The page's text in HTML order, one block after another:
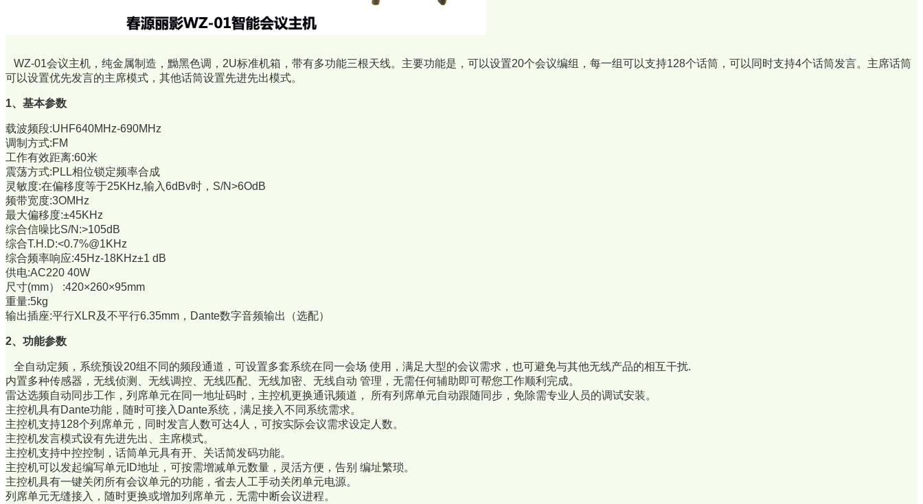
WZ-01会议主机，纯金属制造，黝黑色调，2U标准机箱，带有多功能三根天线。主要功能是，可以设置20个会议编组，每一组可以支持128个话筒，可以同时支持4个话筒发言。主席话筒
可以设置优先发言的主席模式，其他话筒设置先进先出模式。
1、基本参数
载波频段:UHF640MHz-690MHz
调制方式:FM
工作有效距离:60米
震荡方式:PLL相位锁定频率合成
灵敏度:在偏移度等于25KHz,输入6dBv时，S/N>6OdB
频带宽度:3OMHz
最大偏移度:±45KHz
综合信噪比S/N:>105dB
综合T.H.D:<0.7%@1KHz
综合频率响应:45Hz-18KHz±1 dB
供电:AC220 40W
尺寸(mm） :420×260×95mm
重量:5kg
输出插座:平行XLR及不平行6.35mm，Dante数字音频输出（选配）
2、功能参数
全自动定频，系统预设20组不同的频段通道，可设置多套系统在同一会场 使用，满足大型的会议需求，也可避免与其他无线产品的相互干扰.
内置多种传感器，无线侦测、无线调控、无线匹配、无线加密、无线自动 管理，无需任何辅助即可帮您工作顺利完成。
雷达选频自动同步工作，列席单元在同一地址码时，主控机更换通讯频道， 所有列席单元自动跟随同步，免除需专业人员的调试安装。
主控机具有Dante功能，随时可接入Dante系统，满足接入不同系统需求。
主控机支持128个列席单元，同时发言人数可达4人，可按实际会议需求设定人数。
主控机发言模式设有先进先出、主席模式。
主控机支持中控控制，话筒单元具有开、关话简发码功能。
主控机可以发起编写单元ID地址，可按需增减单元数量，灵活方便，告别 编址繁琐。
主控机具有一键关闭所有会议单元的功能，省去人工手动关闭单元电源。
列席单元无缝接入，随时更换或增加列席单元，无需中断会议进程。